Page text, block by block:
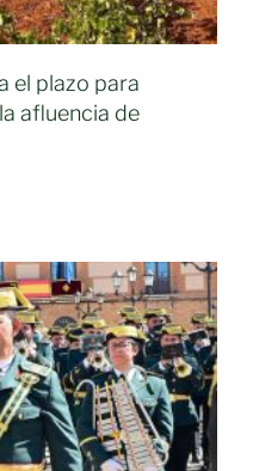
el plazo para
afluencia de